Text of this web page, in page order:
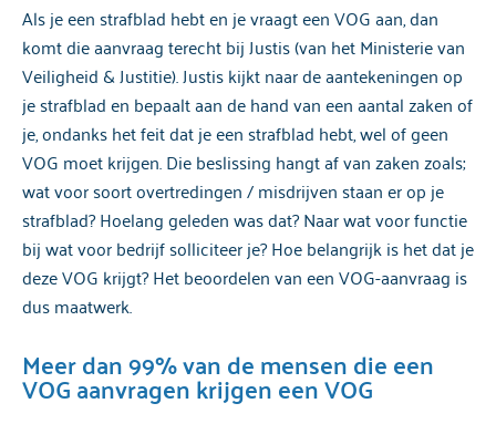
Als je een strafblad hebt en je vraagt een VOG aan, dan
komt die aanvraag terecht bij Justis (van het Ministerie van
Veiligheid & Justitie). Justis kijkt naar de aantekeningen op
je strafblad en bepaalt aan de hand van een aantal zaken of
je, ondanks het feit dat je een strafblad hebt, wel of geen
VOG moet krijgen. Die beslissing hangt af van zaken zoals;
wat voor soort overtredingen / misdrijven staan er op je
strafblad? Hoelang geleden was dat? Naar wat voor functie
bij wat voor bedrijf solliciteer je? Hoe belangrijk is het dat je
deze VOG krijgt? Het beoordelen van een VOG-aanvraag is
dus maatwerk.
Meer dan 99% van de mensen die een
VOG aanvragen krijgen een VOG